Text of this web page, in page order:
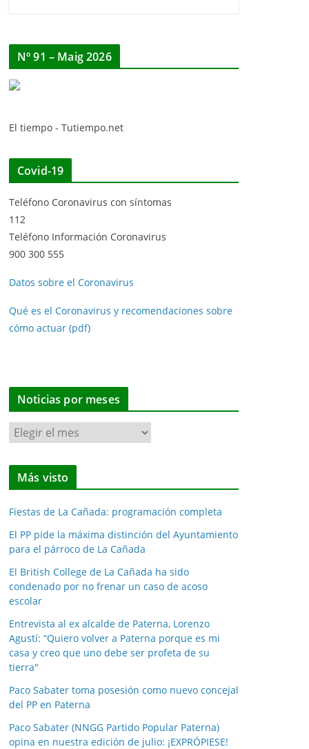
Nº 91 – Maig 2026
El tiempo - Tutiempo.net
Covid-19
Teléfono Coronavirus con síntomas
112
Teléfono Información Coronavirus
900 300 555
Datos sobre el Coronavirus
Qué es el Coronavirus y recomendaciones sobre
cómo actuar (pdf)
Noticias por meses
N
o
t
i
a
s
p
o
r
m
e
s
e
s
Más visto
Fiestas de La Cañada: programación completa
El PP pide la máxima distinción del Ayuntamiento
para el párroco de La Cañada
El British College de La Cañada ha sido
condenado por no frenar un caso de acoso
escolar
Entrevista al ex alcalde de Paterna, Lorenzo
Agustí: “Quiero volver a Paterna porque es mi
casa y creo que uno debe ser profeta de su
tierra"
Paco Sabater toma posesión como nuevo concejal
del PP en Paterna
Paco Sabater (NNGG Partido Popular Paterna)
opina en nuestra edición de julio: ¡EXPRÓPIESE!